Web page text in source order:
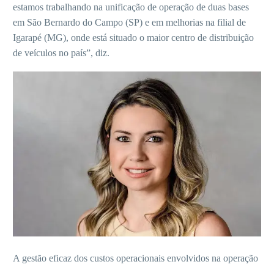
estamos trabalhando na unificação de operação de duas bases
em São Bernardo do Campo (SP) e em melhorias na filial de
Igarapé (MG), onde está situado o maior centro de distribuição
de veículos no país”, diz.
A gestão eficaz dos custos operacionais envolvidos na operação